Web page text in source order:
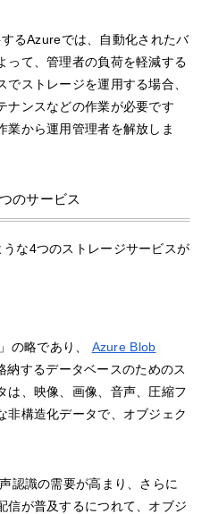
るAzureでは、自動化されたバ
って、管理者の負荷を軽減する
ストレージを運用する場合、
ナンスなどの作業が必要です
業から運用管理者を解放しま
のサービス
な4つのストレージサービスが
の略であり、 Azure Blob
納するデータベースのためのス
は、映像、画像、音声、圧縮フ
非構造化データで、オブジェク
認識の需要が高まり、さらに
信が普及するにつれて、オブジ